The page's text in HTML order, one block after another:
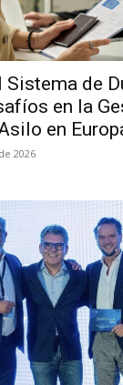
Sistema de
en la
en
2026